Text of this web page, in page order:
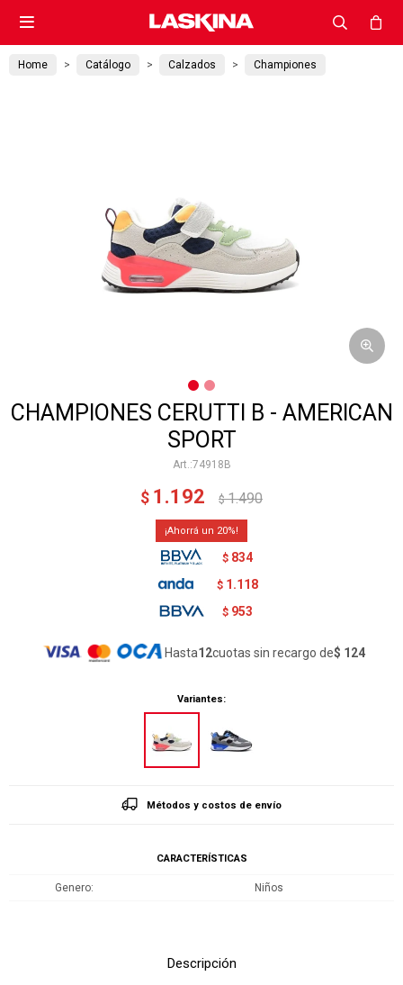

Home Catálogo Calzados Championes
CHAMPIONES CERUTTI B - AMERICAN
SPORT
74918B
$ 1.192 $ 1.490
20
$ 834
$ 1.118
$ 953
Hasta12cuotas sin recargo de$ 124
Variantes:
Métodos y costos de envío
CARACTERÍSTICAS
Genero Niños
Descripción